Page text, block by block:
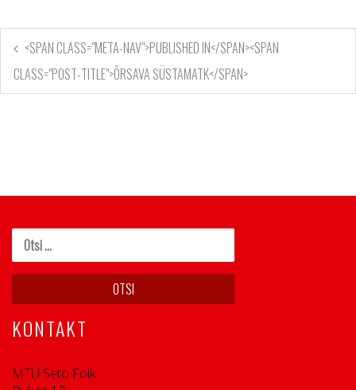
<SPAN CLASS="META-NAV">PUBLISHED IN</SPAN><SPAN
CLASS="POST-TITLE">ÕRSAVA SÜSTAMATK</SPAN>
KONTAKT
MTÜ Seto Folk